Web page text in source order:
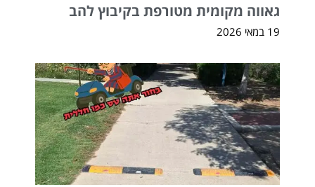
גאווה מקומית מטורפת בקיבוץ להב
19 במאי 2026